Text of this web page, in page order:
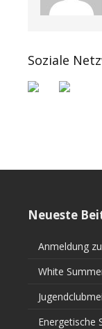
Soziale
Neueste
Anmeldung
White
Energetische